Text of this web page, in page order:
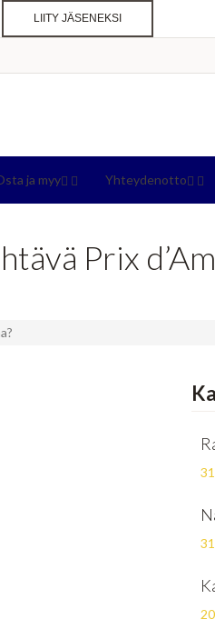
LIITY JÄSENEKSI
ja myy Yhteydenotto
Prix